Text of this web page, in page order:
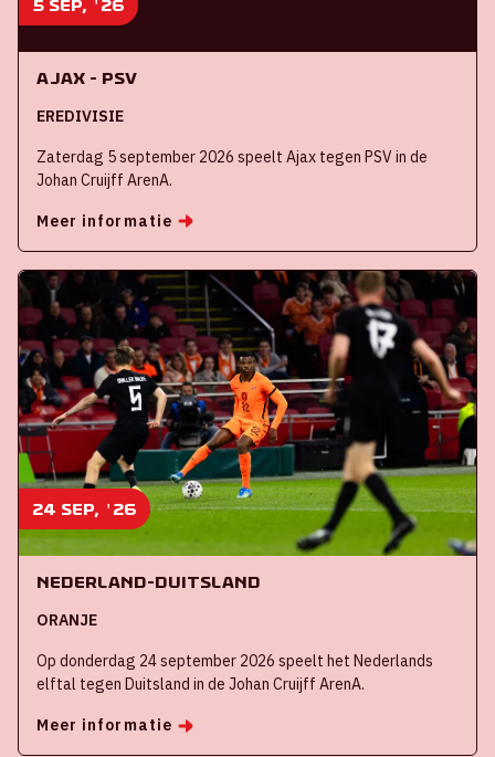
5 sep, '26
Ajax - PSV
EREDIVISIE
Zaterdag 5 september 2026 speelt Ajax tegen PSV in de
Johan Cruijff ArenA.
Meer informatie
24 sep, '26
Nederland-Duitsland
ORANJE
Op donderdag 24 september 2026 speelt het Nederlands
elftal tegen Duitsland in de Johan Cruijff ArenA.
Meer informatie